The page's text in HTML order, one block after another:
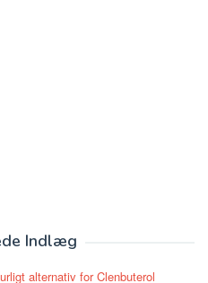
Indlæg
alternativ for Clenbuterol